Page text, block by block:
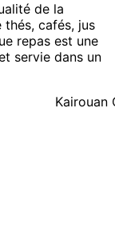
de la
cafés, jus
repas est une
servie dans un